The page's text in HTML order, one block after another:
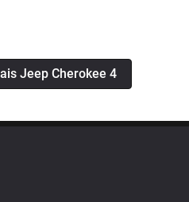
Jeep Cherokee 4